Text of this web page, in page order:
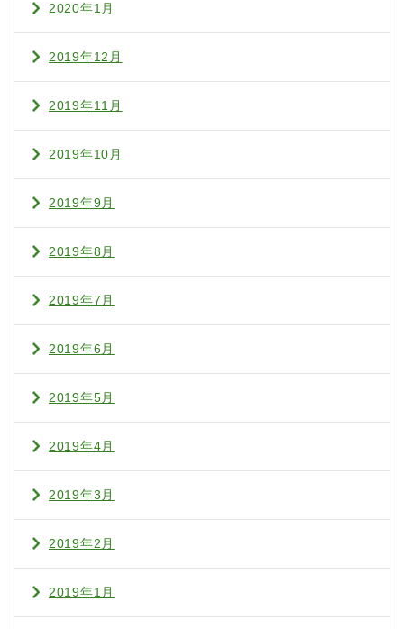
2020年1月
2019年12月
2019年11月
2019年10月
2019年9月
2019年8月
2019年7月
2019年6月
2019年5月
2019年4月
2019年3月
2019年2月
2019年1月